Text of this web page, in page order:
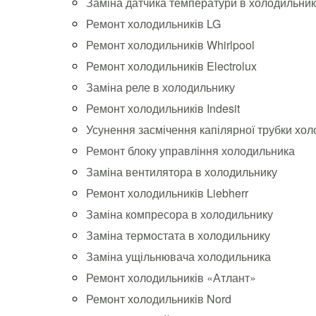
Ремонт холодильників LG
Ремонт холодильників Whirlpool
Ремонт холодильників Electrolux
Заміна реле в холодильнику
Ремонт холодильників Indesit
Усунення засмічення капілярної трубки
Ремонт блоку управління холодильника
Заміна вентилятора в холодильнику
Ремонт холодильників Liebherr
Заміна компресора в холодильнику
Заміна термостата в холодильнику
Заміна ущільнювача холодильника
Ремонт холодильників «Атлант»
Ремонт холодильників Nord